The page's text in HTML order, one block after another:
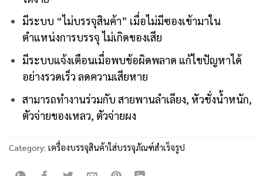
มีระบบ “ไม่บรรจุสินค้า” เมื่อไม่มีซองเข้ามาใน
ตำแหน่งการบรรจุ ไม่เกิดของเสีย
มีระบบแจ้งเตือนเมื่อพบข้อผิดพลาด แก้ไขปัญหาได้
อย่างรวดเร็ว ลดความเสียหาย
สามารถทำงานร่วมกับ สายพานลำเลียง, หัวชั่งน้ำหนัก,
ตัวจ่ายของเหลว, ตัวจ่ายผง
Category: เครื่องบรรจุสินค้าใส่บรรจุภัณฑ์สำเร็จรูป